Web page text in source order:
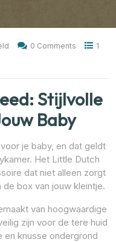
0 Comments
1
Stijlvolle
Baby
je baby, en dat geldt
Het Little Dutch
dat niet alleen zorgt
box van jouw kleintje.
van hoogwaardige
zijn voor de tere huid
en knusse ondergrond